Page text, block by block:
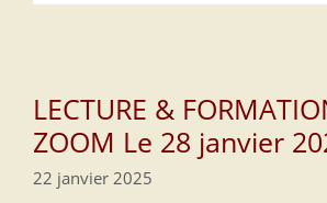
LECTURE &
ZOOM Le 28 janvier
22 janvier 2025